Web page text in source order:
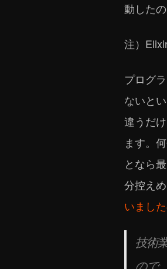
動した
注）
プログ
ないと
違うだ
ます。
となら
分控え
いまし
技術
ので